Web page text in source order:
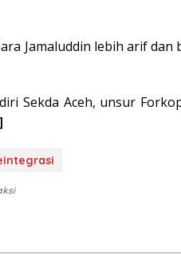
Jamaluddin lebih arif
Sekda Aceh, unsur